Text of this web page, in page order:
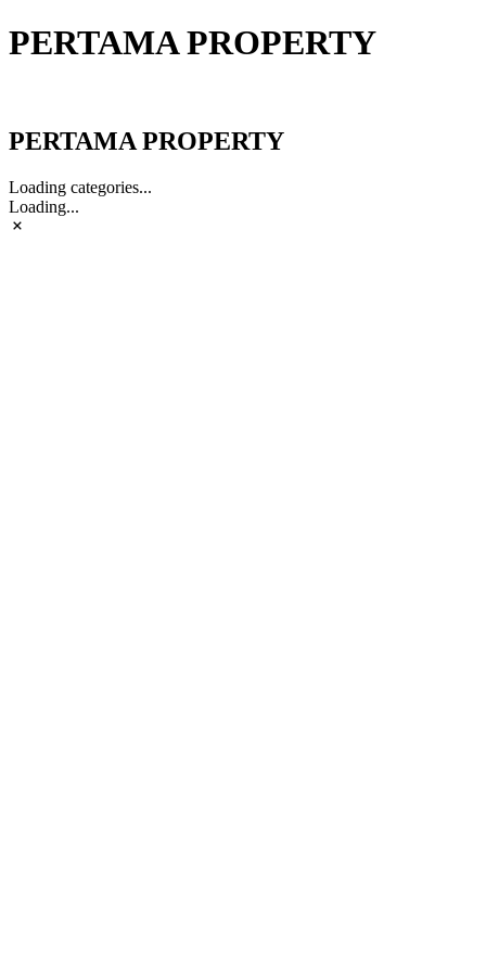
PERTAMA PROPERTY
PERTAMA PROPERTY
Loading categories...
Loading...